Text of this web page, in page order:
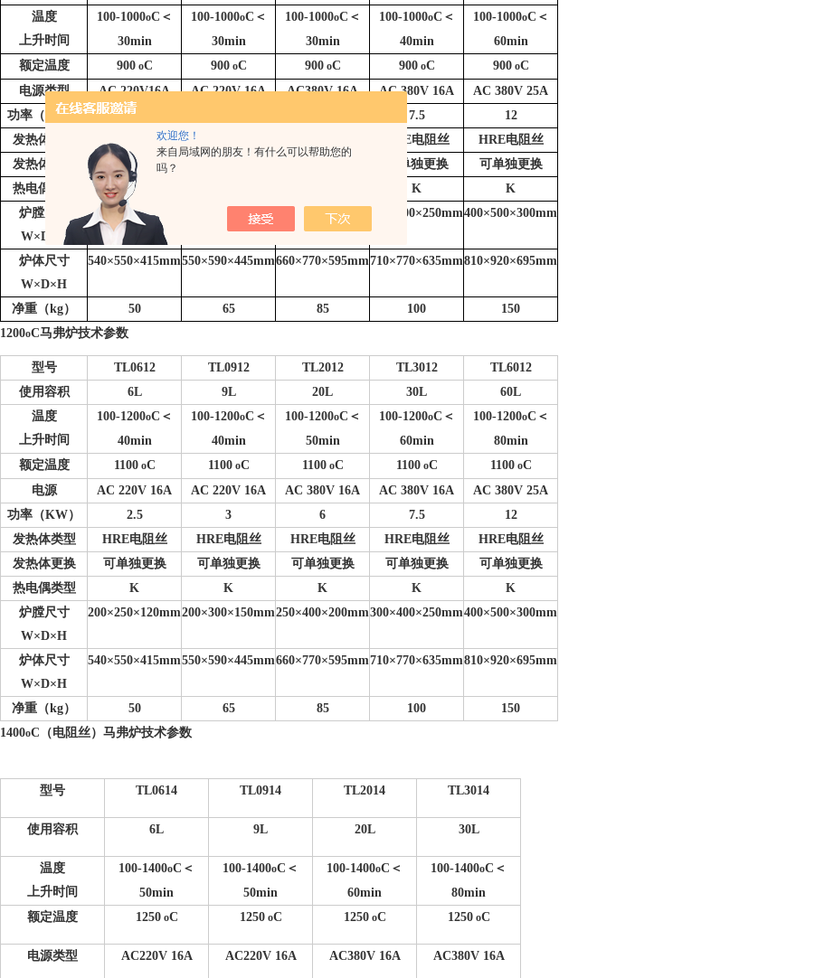
欢迎您！
来自局域网的朋友！有什么可以帮助您的
吗？
温度
上升时间
100-1000oC ＜
30min
100-1000oC ＜
30min
100-1000oC ＜
30min
100-1000oC ＜
40min
100-1000oC ＜
60min
额定温度
900oC 900oC 900oC 900oC 900oC
电源类型
AC 220V16A AC 220V 16A AC380V 16A AC 380V 16A
AC 380V 25A
功率（KW）
2.5 7.5
12
发热体类型
HRE 电阻丝 HRE电阻丝 HRE电阻丝
发热体更换
可单独更换 可单独更换
可单独更换
热电偶类型
K K
K
炉膛尺寸
W×D×H
200×250×120mm ×300×150mm ×400×200mm ×400×250mm400×500×300mm
炉体尺寸
W×D×H
540×550×415mm550×590×445mm660×770×595mm710×770×635mm810×920×695mm
净重（kg） 50 65 85 100
150
1200oC马弗炉技术参数
型号 TL0612 TL0912 TL2012 TL3012
TL6012
使用容积
6L 9L 20L 30L
60L
温度
上升时间
100-1200oC ＜
40min
100-1200oC ＜
40min
100-1200oC ＜
50min
100-1200oC ＜
60min
100-1200oC ＜
80min
额定温度
1100oC 1100oC 1100oC 1100oC 1100oC
电源
AC 220V 16A AC 220V 16A AC 380V 16A AC 380V 16A
AC 380V 25A
功率（KW）
2.5 3 6 7.5
12
发热体类型
HRE电阻丝 HRE电阻丝 HRE电阻丝 HRE电阻丝 HRE电阻丝
发热体更换
可单独更换 可单独更换 可单独更换 可单独更换
可单独更换
热电偶类型
K K K K
K
炉膛尺寸
W×D×H
200×250×120mm200×300×150mm250×400×200mm300×400×250mm400×500×300mm
炉体尺寸
W×D×H
540×550×415mm550×590×445mm660×770×595mm710×770×635mm810×920×695mm
净重（kg） 50 65 85 100
150
1400oC （电阻丝）马弗炉技术参数
型号 TL0614 TL0914 TL2014 TL3014
使用容积 6L 9L 20L 30L
温度
上升时间
100-1400oC ＜
50min
100-1400oC ＜
50min
100-1400oC ＜
60min
100-1400oC ＜
80min
额定温度
1250oC 1250oC 1250oC 1250oC
电源类型 AC220V 16A AC220V 16A AC380V 16A AC380V 16A